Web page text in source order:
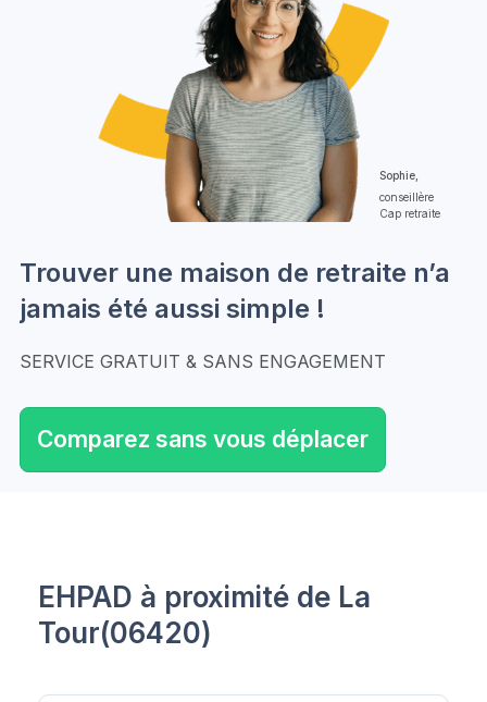
Sophie,
conseillère
Cap retraite
Trouver une maison de retraite n’a
jamais été aussi simple !
SERVICE GRATUIT & SANS ENGAGEMENT
Comparez sans vous déplacer
EHPAD à proximité de La
Tour(06420)